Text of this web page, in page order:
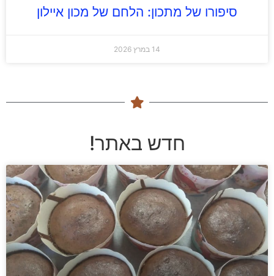
סיפורו של מתכון: הלחם של מכון איילון
14 במרץ 2026
חדש באתר!